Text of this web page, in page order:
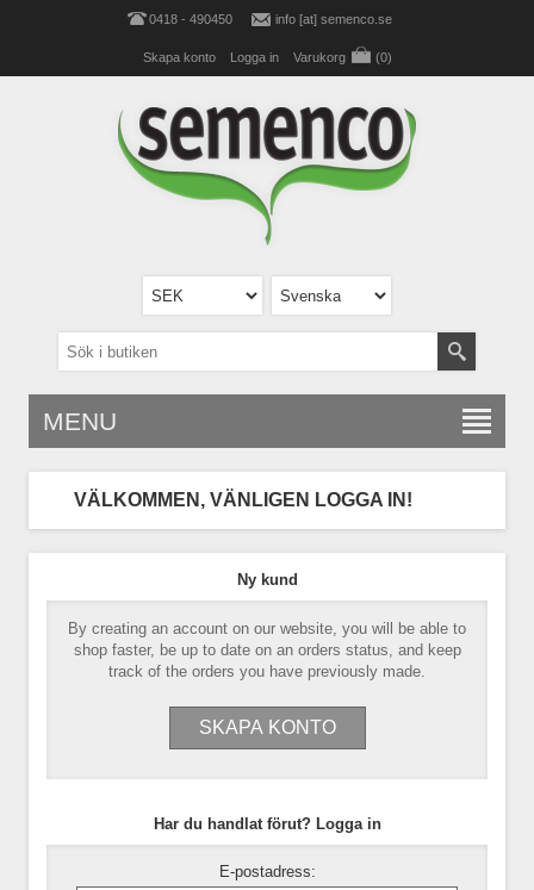
0418 - 490450 info [at] semenco.se
Skapa konto Logga in Varukorg (0)
MENU
VÄLKOMMEN, VÄNLIGEN LOGGA IN!
Ny kund
By creating an account on our website, you will be able to
shop faster, be up to date on an orders status, and keep
track of the orders you have previously made.
Har du handlat förut? Logga in
E-postadress: